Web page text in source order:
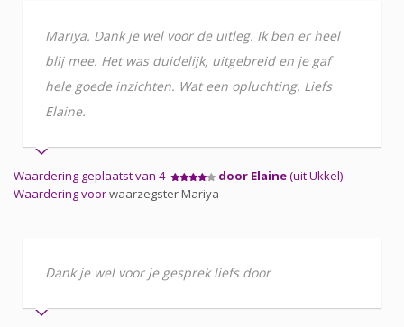
Mariya. Dank je wel voor de uitleg. Ik ben er heel
blij mee. Het was duidelijk, uitgebreid en je gaf
hele goede inzichten. Wat een opluchting. Liefs
Elaine.
Waardering geplaatst van 4 door Elaine(uit Ukkel)
Waardering voorwaarzegster Mariya
Dank je wel voor je gesprek liefs door